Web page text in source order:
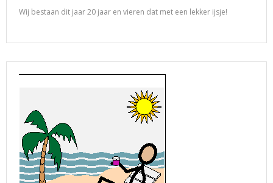
Wij bestaan dit jaar 20 jaar en vieren dat met een lekker ijsje!